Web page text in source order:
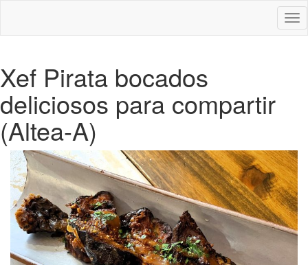
Xef Pirata bocados
deliciosos para compartir
(Altea-A)